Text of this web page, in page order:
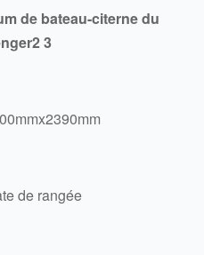
de bateau-citerne du
3
de rangée